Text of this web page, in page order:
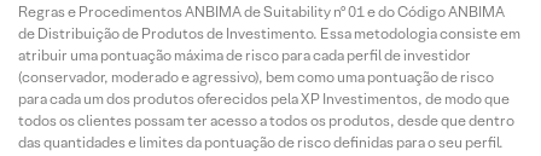
Regras e Procedimentos ANBIMA de Suitability nº 01 e do Código ANBIMA
de Distribuição de Produtos de Investimento. Essa metodologia consiste em
atribuir uma pontuação máxima de risco para cada perfil de investidor
(conservador, moderado e agressivo), bem como uma pontuação de risco
para cada um dos produtos oferecidos pela XP Investimentos, de modo que
todos os clientes possam ter acesso a todos os produtos, desde que dentro
das quantidades e limites da pontuação de risco definidas para o seu perfil.